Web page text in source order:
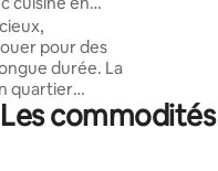
pour des
durée. La
quartier
de Kotoka et à
Carpet
Les